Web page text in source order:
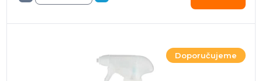
Doporučujeme